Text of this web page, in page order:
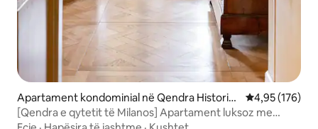
Apartament kondominial në Qendra Historik
e
Vlerësimi
4,95 (176)
[Qendra e qytetit të Milanos] Apartament luksoz me
ballkon